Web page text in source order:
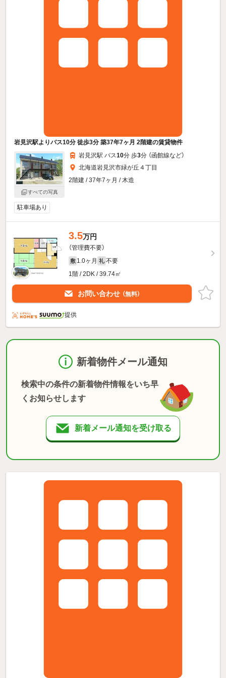
岩見沢駅よりバス10分 徒歩3分 築37年7ヶ月 2階建の賃貸物件
すべての写真
岩見沢駅 バス10分 歩3分 （函館線など）
北海道岩見沢市緑が丘４丁目
2階建 / 37年7ヶ月 / 木造
駐車場あり
3.5万円
（管理費不要）
敷 1.0ヶ月 礼 不要
1階 / 2DK / 39.74㎡
お問い合わせ （無料）
提供
新着物件メール通知
検索中の条件の新着物件情報をいち早
くお知らせします
新着メール通知を受け取る